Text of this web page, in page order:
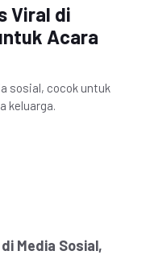
Viral di
Acara
sosial, cocok untuk
keluarga.
Media Sosial,